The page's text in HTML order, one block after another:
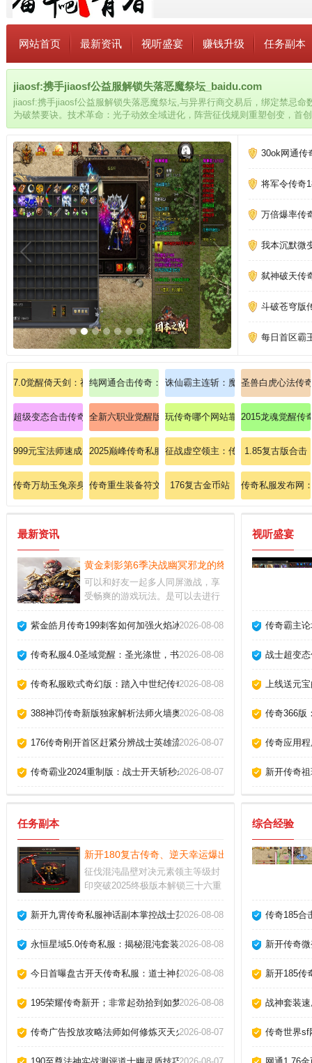
网站首页 最新资讯 视听盛宴 赚钱升级 任务副本
jiaosf:携手jiaosf公益服解锁失落恶魔祭坛_baidu.com
jiaosf:携手jiaosf公益服解锁失落恶魔祭坛,与异界行商交易后，绑定禁忌命
为破禁要诀。技术革命：光子动效全域进化，阵营征伐规则重塑创变，首
30ok网通传
将军令传奇
万倍爆率传
我本沉默微
弑神破天传
斗破苍穹版
每日首区霸
7.0觉醒倚天剑：神兵现世，比奇皇城全服震颤！
纯网通合击传奇：全新合击，网通畅爽体验！
诛仙霸主连斩：魔域私服诛仙暴击
圣兽白虎心法传
超级变态合击传奇三职业手游全新六职业觉醒版：六道轮回，制霸比奇皇城！
玩传奇哪个网站靠谱、惊喜爆出传送
2015龙魂觉醒传
999元宝法师速成手册：五秒掌握冰咆哮精髓
2025巅峰传奇私服巨制：跨服争霸，私服史上最强对决
征战虚空领主：传奇私服神级套装
1.85复古版合击
传奇万劫玉兔亲身帮大家辨别战士英雄骷髅咒。
传奇重生装备符文战士如何修炼逐日剑法？
176复古金币站 传奇私服发布网
最新资讯
黄金刺影第6季决战幽冥邪龙的终极奥义
可以和好友一起多人同屏激战，享
受畅爽的游戏玩法。是可以去进行
机会爆比较稀有的装备或者道具
定的符号（如""或"?"）标注，使得
紫金皓月传奇199刺客如何加强火焰冰！2026-08-08
传奇私服4.0圣域觉醒：圣光涤世，书写永恒传说！
2026-08-08
传奇私服欧式奇幻版：踏入中世纪传奇，开启史诗转职路
2026-08-08
388神罚传奇新版独家解析法师火墙奥义？2026-08-08
176传奇刚开首区赶紧分辨战士英雄流星火雨。
2026-08-07
传奇霸业2024重制版：战士开天斩秒杀赤月恶魔实录！
2026-08-07
视听盛宴
传奇霸主
战士超变
上线送元
传奇366版
传奇应用
新开传奇
任务副本
新开180复古传奇、逆天幸运爆出神武雷霆战戒！
征伐混沌晶壁对决元素领主等级封
印突破2025终极版本解锁三十六重
遗宝历史版本紫装可淬炼为永恒之
新开九霄传奇私服神话副本掌控战士英雄烈火剑法！
2026-08-08
永恒星域5.0传奇私服：揭秘混沌套装的灭世属性！
2026-08-08
今日首曝盘古开天传奇私服：道士神兽白虎终极驯化攻略！
2026-08-08
195荣耀传奇新开；非常起劲拾到如梦似雾包。
2026-08-08
传奇广告投放攻略法师如何修炼灭天火极致伤害？
2026-08-07
综合经验
传奇185合
新开传奇
新开185传
战神套装
传奇世界sf